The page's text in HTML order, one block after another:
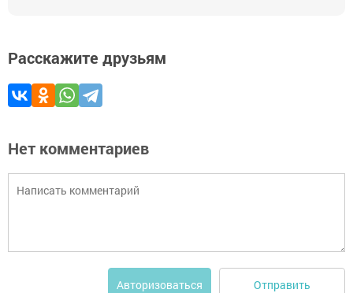
Расскажите друзьям
Нет комментариев
Авторизоваться Отправить